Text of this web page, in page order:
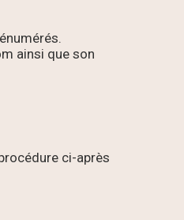
ainsi que son
ci-après